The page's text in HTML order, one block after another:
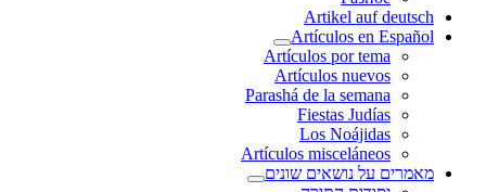
Artikel auf deutsch
Artículos en Español
Artículos por tema
Artículos nuevos
Parashá de la semana
Fiestas Judías
Los Noájidas
Artículos misceláneos
מאמרים על נושאים שונים